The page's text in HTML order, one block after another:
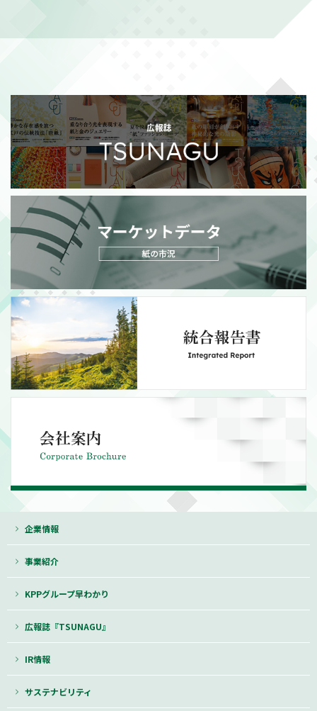
株主還元強化を目的とした株主優待制度拡充に関するお知らせ
政策保有株式の売却額目標変更に関するお知らせ （111KB）
MORE
企業情報
事業紹介
KPPグループ早わかり
広報誌『TSUNAGU』
IR情報
サステナビリティ